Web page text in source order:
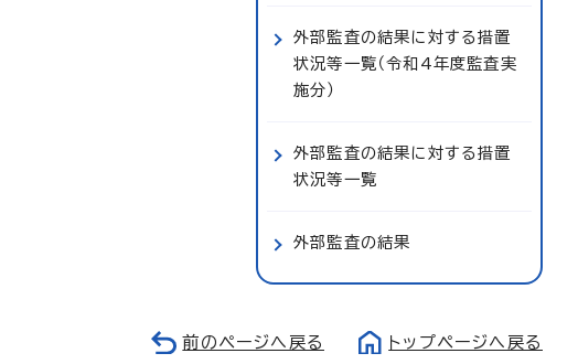
外部監査の結果に対する措置
状況等一覧（令和4年度監査実
施分）
外部監査の結果に対する措置
状況等一覧
外部監査の結果
前のページへ戻る トップページへ戻る